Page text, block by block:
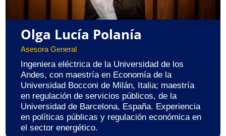
Olga Lucía Polanía
Asesora General
Ingeniera eléctrica de la Universidad de los
Andes, con maestría en Economía de la
Universidad Bocconi de Milán, Italia; maestría
en regulación de servicios públicos, de la
Universidad de Barcelona, España. Experiencia
en políticas públicas y regulación económica en
el sector energético.